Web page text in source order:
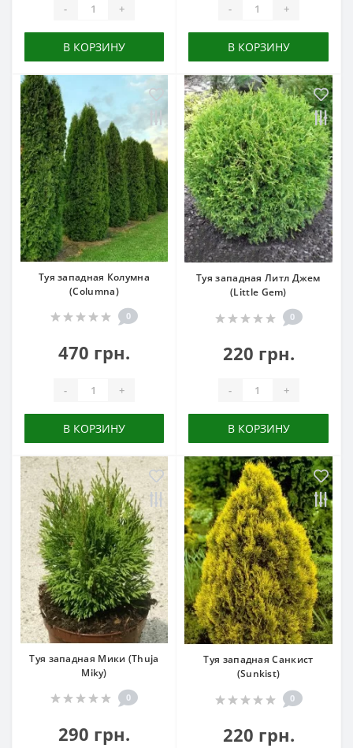
- +
В КОРЗИНУ
- +
В КОРЗИНУ
Туя западная Колумна
(Columna)
0
470 грн.
- +
В КОРЗИНУ
Туя западная Литл Джем
(Little Gem)
0
220 грн.
- +
В КОРЗИНУ
Туя западная Мики (Thuja
Miky)
0
290 грн.
Туя западная Санкист
(Sunkist)
0
220 грн.